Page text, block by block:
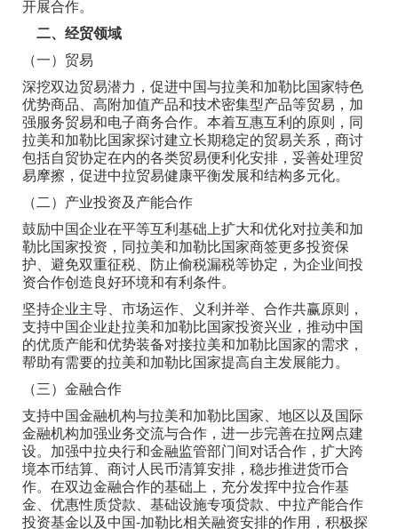
开展合作。
二、经贸领域
（一）贸易
深挖双边贸易潜力，促进中国与拉美和加勒比国家特色
优势商品、高附加值产品和技术密集型产品等贸易，加
强服务贸易和电子商务合作。本着互惠互利的原则，同
拉美和加勒比国家探讨建立长期稳定的贸易关系，商讨
包括自贸协定在内的各类贸易便利化安排，妥善处理贸
易摩擦，促进中拉贸易健康平衡发展和结构多元化。
（二）产业投资及产能合作
鼓励中国企业在平等互利基础上扩大和优化对拉美和加
勒比国家投资，同拉美和加勒比国家商签更多投资保
护、避免双重征税、防止偷税漏税等协定，为企业间投
资合作创造良好环境和有利条件。
坚持企业主导、市场运作、义利并举、合作共赢原则，
支持中国企业赴拉美和加勒比国家投资兴业，推动中国
的优质产能和优势装备对接拉美和加勒比国家的需求，
帮助有需要的拉美和加勒比国家提高自主发展能力。
（三）金融合作
支持中国金融机构与拉美和加勒比国家、地区以及国际
金融机构加强业务交流与合作，进一步完善在拉网点建
设。加强中拉央行和金融监管部门间对话合作，扩大跨
境本币结算、商讨人民币清算安排，稳步推进货币合
作。在双边金融合作的基础上，充分发挥中拉合作基
金、优惠性质贷款、基础设施专项贷款、中拉产能合作
投资基金以及中国-加勒比相关融资安排的作用，积极探